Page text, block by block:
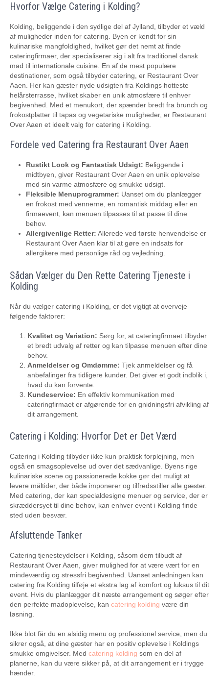
Hvorfor Vælge Catering i Kolding?
Kolding, beliggende i den sydlige del af Jylland, tilbyder et væld
af muligheder inden for catering. Byen er kendt for sin
kulinariske mangfoldighed, hvilket gør det nemt at finde
cateringfirmaer, der specialiserer sig i alt fra traditionel dansk
mad til internationale cuisine. En af de mest populære
destinationer, som også tilbyder catering, er Restaurant Over
Aaen. Her kan gæster nyde udsigten fra Koldings hotteste
helårsterrasse, hvilket skaber en unik atmosfære til enhver
begivenhed. Med et menukort, der spænder bredt fra brunch og
frokostplatter til tapas og vegetariske muligheder, er Restaurant
Over Aaen et ideelt valg for catering i Kolding.
Fordele ved Catering fra Restaurant Over Aaen
Rustikt Look og Fantastisk Udsigt: Beliggende i
midtbyen, giver Restaurant Over Aaen en unik oplevelse
med sin varme atmosfære og smukke udsigt.
Fleksible Menuprogrammer: Uanset om du planlægger
en frokost med vennerne, en romantisk middag eller en
firmaevent, kan menuen tilpasses til at passe til dine
behov.
Allergivenlige Retter: Allerede ved første henvendelse er
Restaurant Over Aaen klar til at gøre en indsats for
allergikere med personlige råd og vejledning.
Sådan Vælger du Den Rette Catering Tjeneste i
Kolding
Når du vælger catering i Kolding, er det vigtigt at overveje
følgende faktorer:
Kvalitet og Variation: Sørg for, at cateringfirmaet tilbyder
et bredt udvalg af retter og kan tilpasse menuen efter dine
behov.
Anmeldelser og Omdømme: Tjek anmeldelser og få
anbefalinger fra tidligere kunder. Det giver et godt indblik i,
hvad du kan forvente.
Kundeservice: En effektiv kommunikation med
cateringfirmaet er afgørende for en gnidningsfri afvikling af
dit arrangement.
Catering i Kolding: Hvorfor Det er Det Værd
Catering i Kolding tilbyder ikke kun praktisk forplejning, men
også en smagsoplevelse ud over det sædvanlige. Byens rige
kulinariske scene og passionerede kokke gør det muligt at
levere måltider, der både imponerer og tilfredsstiller alle gæster.
Med catering, der kan specialdesigne menuer og service, der er
skræddersyet til dine behov, kan enhver event i Kolding finde
sted uden besvær.
Afsluttende Tanker
Catering tjenesteydelser i Kolding, såsom dem tilbudt af
Restaurant Over Aaen, giver mulighed for at være vært for en
mindeværdig og stressfri begivenhed. Uanset anledningen kan
catering fra Kolding tilføje et ekstra lag af komfort og luksus til dit
event. Hvis du planlægger dit næste arrangement og søger efter
den perfekte madoplevelse, kan catering kolding være din
løsning.
Ikke blot får du en alsidig menu og professionel service, men du
sikrer også, at dine gæster har en positiv oplevelse i Koldings
smukke omgivelser. Med catering kolding som en del af
planerne, kan du være sikker på, at dit arrangement er i trygge
hænder.